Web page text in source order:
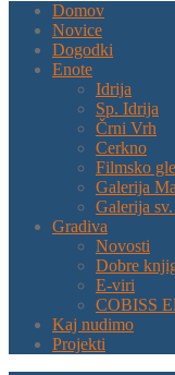
Domov
Novice
Dogodki
Enote
Idrija
Sp. Idrija
Črni Vrh
Cerkno
Filmsko
Galerija
Galerija
Gradiva
Novosti
Dobre
E-viri
COBISS
Kaj nudimo
Projekti